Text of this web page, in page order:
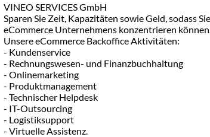
VINEO SERVICES GmbH
Sparen Sie Zeit, Kapazitäten sowie Geld, sodass
eCommerce Unternehmens konzentrieren
Unsere eCommerce Backoffice Aktivitäten:
- Kundenservice
- Rechnungswesen- und Finanzbuchhaltung
- Onlinemarketing
- Produktmanagement
- Technischer Helpdesk
- IT-Outsourcing
- Logistiksupport
- Virtuelle Assistenz.